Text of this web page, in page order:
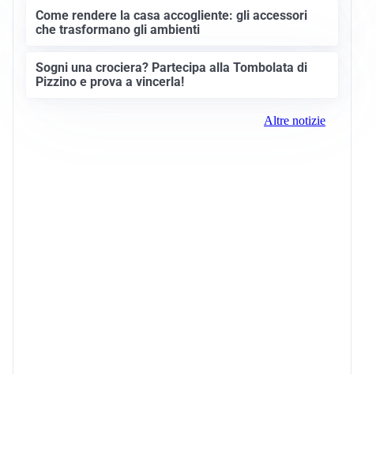
Come rendere la casa accogliente: gli accessori
che trasformano gli ambienti
Sogni una crociera? Partecipa alla Tombolata di
Pizzino e prova a vincerla!
Altre notizie